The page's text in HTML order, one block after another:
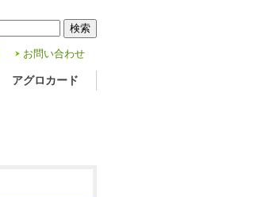
検索
お問い合わせ
アグロカード